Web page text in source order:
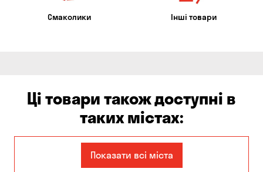
Смаколики Інші товари
Ці товари також доступні в
таких містах:
ЄлизаветівкаПоказати всі міста